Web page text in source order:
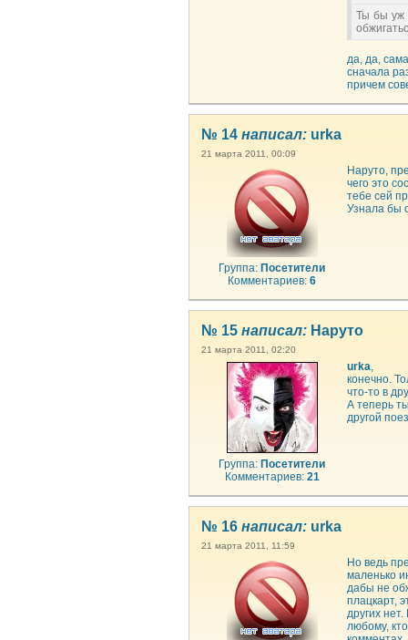
Ты бы уж
да, да,
сначала
причем
№ 14 написал: urka
21 марта 2011, 00:09
Группа: Посетители
Комментариев:6
Наруто,
чего это
тебе сей
Узнала бы
№ 15 написал: Наруто
21 марта 2011, 02:20
Группа: Посетители
Комментариев: 21
urka,
конечно.
что-то в
А теперь
другой
№ 16 написал: urka
21 марта 2011, 11:59
Но ведь
маленько
дабы не
плацкарт,
других
любому,